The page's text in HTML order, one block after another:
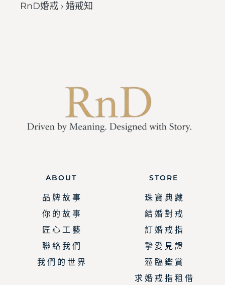
RnD婚戒 › 婚戒知
ABOUT
品 牌 故 事
你 的 故 事
匠 心 工 藝
聯 絡 我 們
我 們 的 世 界
STORE
珠 寶 典 藏
結 婚 對 戒
訂 婚 戒 指
摯 愛 見 證
蒞 臨 鑑 賞
求 婚 戒 指 租 借